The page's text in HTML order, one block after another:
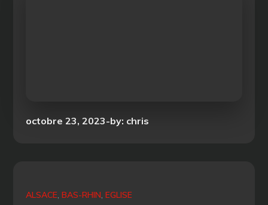
Posted
octobre 23, 2023 by: chris
ALSACE BAS-RHIN EGLISE